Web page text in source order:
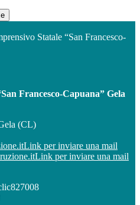
Statale “San Francesco-
Francesco-Capuana” Gela
(CL)
Link per inviare una mail
Link per inviare una mail